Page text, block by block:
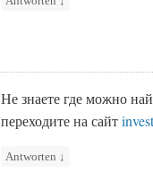
Не знаете где можно
переходите на сайт
Antworten ↓